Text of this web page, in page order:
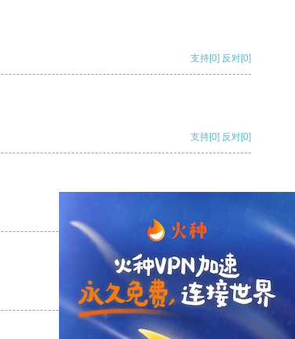
支持[0] 反对[0]
支持[0] 反对[0]
支持 [0] 反对[0]